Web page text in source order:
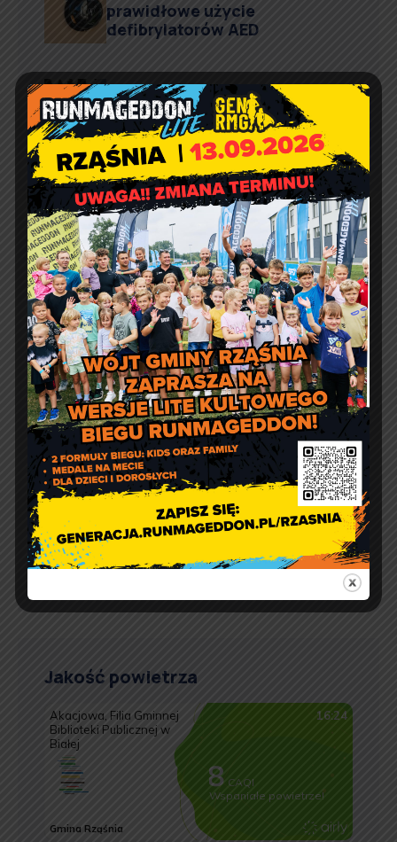
prawidłowe użycie
defibrylatorów AED
Artur Ruka Comment off
Relacja z Pikniku Rodzinnego
w Suchowoli
Kontakt
Urząd Gminy w Rząśni
ul. 1 Maja 37
98 – 332 Rząśnia
e-doręczenia:AE:PL-57726-56911-GBSAJ-23
adres email:gmina@rzasnia.pl
tel. 44 631-71-22 (biuro podawcze)
Godziny otwarcia Urzędu:
pon.: 9:00 – 17:00
wt. – pt.: 7:30 – 15:30
Jakość powietrza